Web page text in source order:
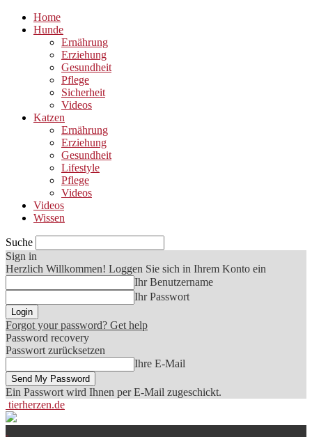
Home
Hunde
Ernährung
Erziehung
Gesundheit
Pflege
Sicherheit
Videos
Katzen
Ernährung
Erziehung
Gesundheit
Lifestyle
Pflege
Videos
Videos
Wissen
Suche
Sign in
Herzlich Willkommen! Loggen Sie sich in Ihrem Konto ein
Ihr Benutzername
Ihr Passwort
Forgot your password? Get help
Password recovery
Passwort zurücksetzen
Ihre E-Mail
Ein Passwort wird Ihnen per E-Mail zugeschickt.
tierherzen.de